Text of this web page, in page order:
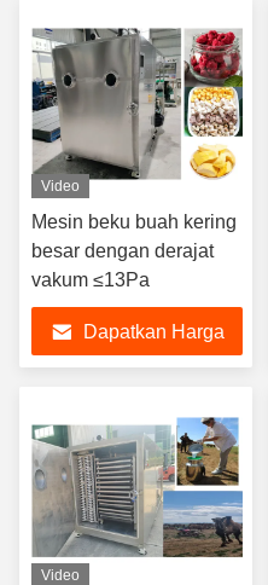
Video
Mesin beku buah kering
besar dengan derajat
vakum ≤13Pa
Dapatkan Harga
Video